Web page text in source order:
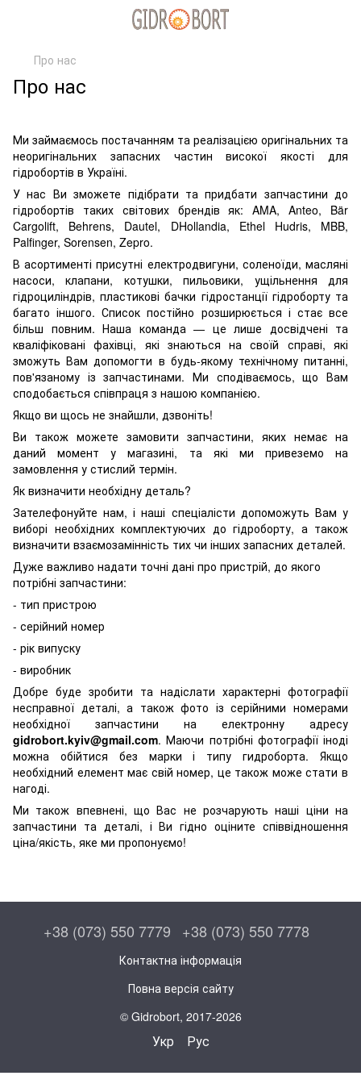
Про нас
Про нас
Ми займаємось постачанням та реалізацією оригінальних та
неоригінальних запасних частин високої якості для
гідробортів в Україні.
У нас Ви зможете підібрати та придбати запчастини до
гідробортів таких світових брендів як: AMA, Anteo, Bär
Cargolift, Behrens, Dautel, DHollandia, Ethel Hudris, MBB,
Palfinger, Sorensen, Zepro.
В асортименті присутні електродвигуни, соленоїди, масляні
насоси, клапани, котушки, пильовики, ущільнення для
гідроциліндрів, пластикові бачки гідростанції гідроборту та
багато іншого. Список постійно розширюється і стає все
більш повним. Наша команда — це лише досвідчені та
кваліфіковані фахівці, які знаються на своїй справі, які
зможуть Вам допомогти в будь-якому технічному питанні,
пов'язаному із запчастинами. Ми сподіваємось, що Вам
сподобається співпраця з нашою компанією.
Якщо ви щось не знайшли, дзвоніть!
Ви також можете замовити запчастини, яких немає на
даний момент у магазині, та які ми привеземо на
замовлення у стислий термін.
Як визначити необхідну деталь?
Зателефонуйте нам, і наші спеціалісти допоможуть Вам у
виборі необхідних комплектуючих до гідроборту, а також
визначити взаємозамінність тих чи інших запасних деталей.
Дуже важливо надати точні дані про пристрій, до якого
потрібні запчастини:
- тип пристрою
- серійний номер
- рік випуску
- виробник
Добре буде зробити та надіслати характерні фотографії
несправної деталі, а також фото із серійними номерами
необхідної запчастини на електронну адресу
gidrobort.kyiv@gmail.com. Маючи потрібні фотографії іноді
можна обійтися без марки і типу гидроборта. Якщо
необхідний елемент має свій номер, це також може стати в
нагоді.
Ми також впевнені, що Вас не розчарують наші ціни на
запчастини та деталі, і Ви гідно оціните співвідношення
ціна/якість, яке ми пропонуємо!
+38 (073) 550 7779 +38 (073) 550 7778
Контактна інформація
Повна версія сайту
© Gidrobort, 2017-2026
Укр Рус